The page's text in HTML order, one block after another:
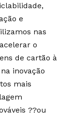
e
nas
o
de cartão à
inovação
mais
??ou